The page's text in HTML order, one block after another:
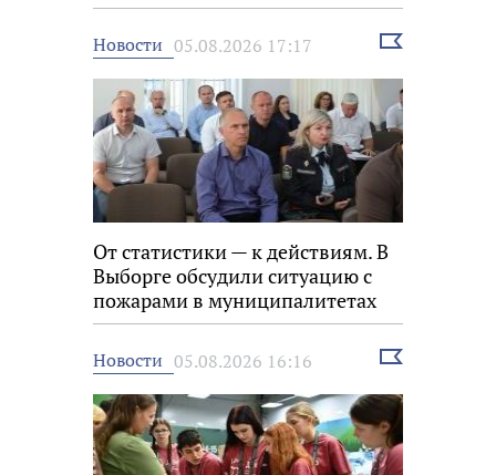
Новости 05.08.2026 17:17
Выбрать
От статистики — к действиям. В
Выборге обсудили ситуацию с
пожарами в муниципалитетах
Новости 05.08.2026 16:16
Выбрать